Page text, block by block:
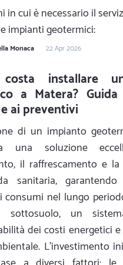
in cui è necessario il
impianti geotermici:
Monaca 22 Apr 2026
installare
a Matera?
ai preventivi
di un impianto
una soluzione
il raffrescamento e
sanitaria,
consumi nel lungo
sottosuolo, un
dei costi energetici
L'investimento